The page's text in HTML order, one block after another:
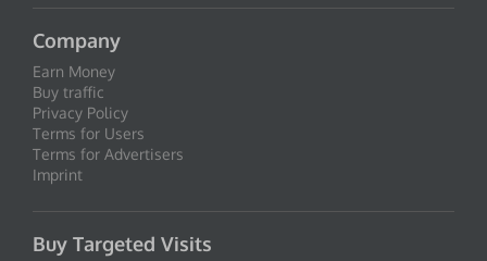
Company
Earn Money
Buy traffic
Privacy Policy
Terms for Users
Terms for Advertisers
Imprint
Buy Targeted Visits